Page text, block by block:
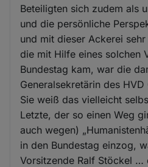
Beteiligten sich zudem als
und die persönliche
und mit dieser Ackerei
die mit Hilfe eines solchen
Bundestag kam, war die
Generalsekretärin des
Sie weiß das vielleicht
Letzte, der so einen Weg
auch wegen)
in den Bundestag einzog,
Vorsitzende Ralf Stöckel …